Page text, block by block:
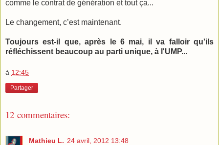
comme le contrat de génération et tout ça...
Le changement, c’est maintenant.
Toujours est-il que, après le 6 mai, il va falloir qu'ils
réfléchissent beaucoup au parti unique, à l'UMP...
à 12:45
Partager
12 commentaires:
Mathieu L. 24 avril, 2012 13:48